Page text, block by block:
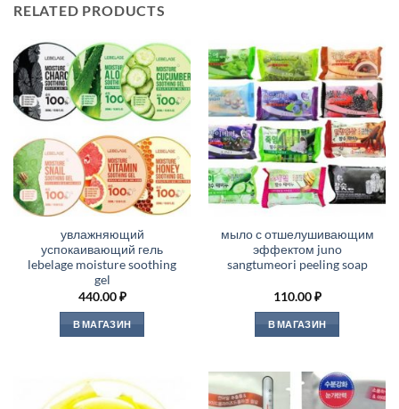
RELATED PRODUCTS
увлажняющий
успокаивающий гель
lebelage moisture soothing
gel
440.00₽
В МАГАЗИН
мыло с отшелушивающим
эффектом juno
sangtumeori peeling soap
110.00₽
В МАГАЗИН